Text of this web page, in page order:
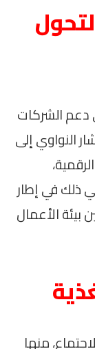
دعم الشركات
النواوي إلى
ذلك في إطار
بيئة الأعمال
منها